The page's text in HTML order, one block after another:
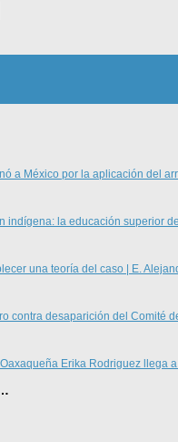
a México por la aplicación del
indígena: la educación superior
una teoría del caso | E.
contra desaparición del Comité
Erika Rodriguez llega